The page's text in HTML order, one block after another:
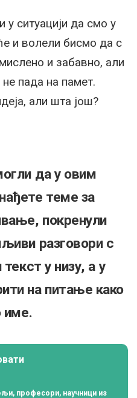
ситуацији да смо у
и волели бисмо да с
и забавно, али
пада на памет.
али шта још?
да у овим
теме за
покренули
разговори с
у низу, а у
на питање како
име.
професори, научници из